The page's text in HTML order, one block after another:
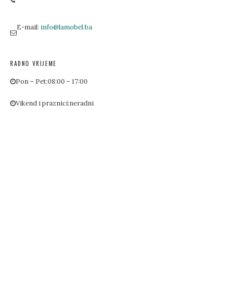
E-mail: info@lamobel.ba
RADNO VRIJEME
Pon – Pet:08:00 – 17:00
Vikend i praznici:neradni